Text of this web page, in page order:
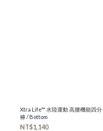
Xtra Life™ 水陸運動 高腰機能四分
褲 / Bottom
NT$1,140